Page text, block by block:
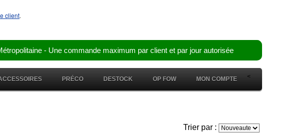
client.
- Une commande maximum par client et par jour autorisée
PRÉCO <
DESTOCK OP FOW MON COMPTE
Trier par :